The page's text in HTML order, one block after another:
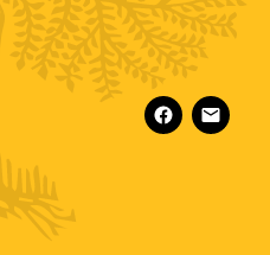
Follow XR Amersfoort on